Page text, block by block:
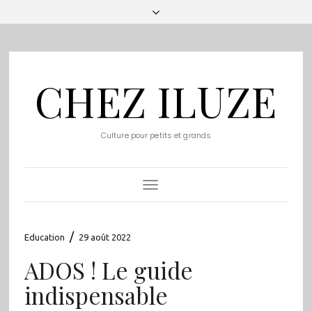
CHEZ ILUZE
Culture pour petits et grands
Toggle
Navigation
Education / 29 août 2022
ADOS ! Le guide
indispensable